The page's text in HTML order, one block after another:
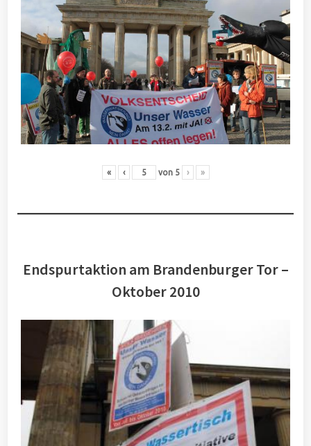
« ‹ von 5 › »
Endspurtaktion am Brandenburger Tor –
Oktober 2010